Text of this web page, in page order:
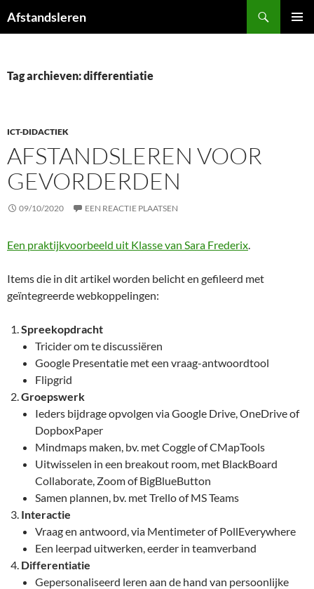
naar
Afstandsleren
Tag archieven: differentiatie
ICT-DIDACTIEK
AFSTANDSLEREN VOOR
GEVORDERDEN
09/10/2020 EEN REACTIE PLAATSEN
Een praktijkvoorbeeld uit Klasse van Sara Frederix.
Items die in dit artikel worden belicht en gefileerd met
geïntegreerde webkoppelingen:
Spreekopdracht
Tricider om te discussiëren
Google Presentatie met een vraag-antwoordtool
Flipgrid
Groepswerk
Ieders bijdrage opvolgen via Google Drive, OneDrive of
DopboxPaper
Mindmaps maken, bv. met Coggle of CMapTools
Uitwisselen in een breakout room, met BlackBoard
Collaborate, Zoom of BigBlueButton
Samen plannen, bv. met Trello of MS Teams
Interactie
Vraag en antwoord, via Mentimeter of PollEverywhere
Een leerpad uitwerken, eerder in teamverband
Differentiatie
Gepersonaliseerd leren aan de hand van persoonlijke